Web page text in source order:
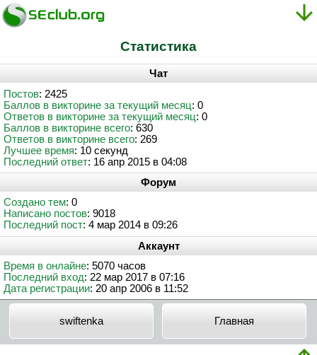
Статистика
Чат
Постов: 2425
Баллов в викторине за текущий месяц: 0
Ответов в викторине за текущий месяц: 0
Баллов в викторине всего: 630
Ответов в викторине всего: 269
Лучшее время: 10 секунд
Последний ответ: 16 апр 2015 в 04:08
Форум
Создано тем: 0
Написано постов: 9018
Последний пост: 4 мар 2014 в 09:26
Аккаунт
Время в онлайне: 5070 часов
Последний вход: 22 мар 2017 в 07:16
Дата регистрации: 20 апр 2006 в 11:52
swiftenka Главная